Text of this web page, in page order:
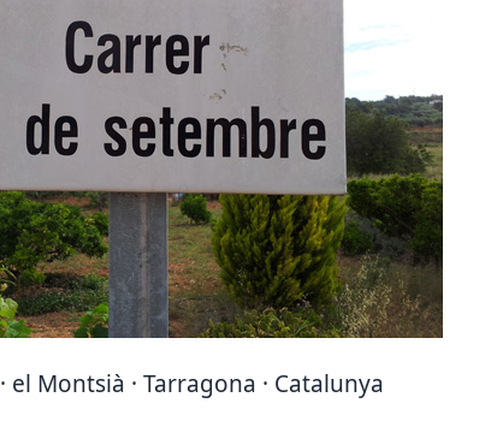
· el Montsià · Tarragona · Catalunya